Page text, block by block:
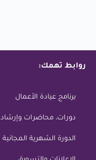
روابط تهمك:
برنامج عيادة الأعمال
دورات، محاضرات وإرشاد
الدورة الشهرية المجانية